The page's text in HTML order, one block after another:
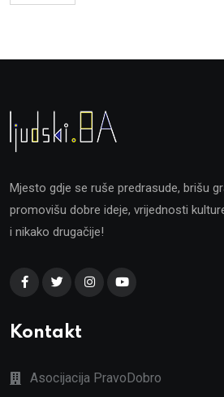
Mjesto gdje se ruše predrasude, brišu
promovišu dobre ideje, vrijednosti
i nikako drugačije!
Kontakt
Asocijacija PravoDobro